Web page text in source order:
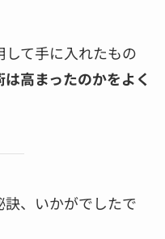
して手に入れたもの
高まったのかをよく
、いかがでしたで